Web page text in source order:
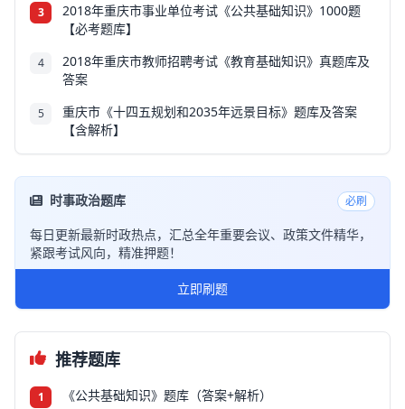
3
2018年重庆市事业单位考试《公共基础知识》1000题
【必考题库】
4
2018年重庆市教师招聘考试《教育基础知识》真题库及
答案
5
重庆市《十四五规划和2035年远景目标》题库及答案
【含解析】
时事政治题库 必刷
每日更新最新时政热点，汇总全年重要会议、政策文件精华，
紧跟考试风向，精准押题！
立即刷题
推荐题库
1 《公共基础知识》题库（答案+解析）